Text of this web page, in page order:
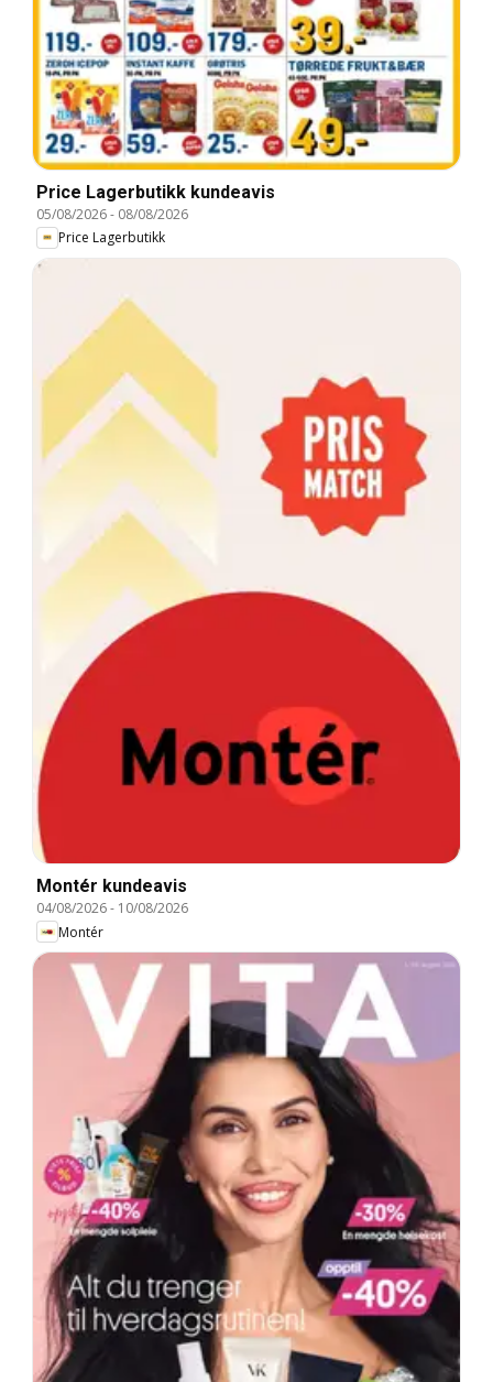
Price Lagerbutikk kundeavis
05/08/2026- 08/08/2026
Price Lagerbutikk
Montér kundeavis
04/08/2026- 10/08/2026
Montér